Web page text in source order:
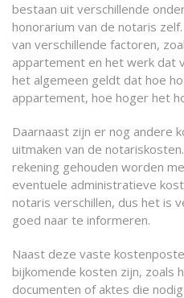
bestaan uit verschillende
honorarium van de notaris
van verschillende factoren,
appartement en het werk dat
het algemeen geldt dat hoe
appartement, hoe hoger het
Daarnaast zijn er nog andere
uitmaken van de
rekening gehouden worden
eventuele administratieve
notaris verschillen, dus het is
goed naar te informeren.
Naast deze vaste
bijkomende kosten zijn, zoals
documenten of aktes die